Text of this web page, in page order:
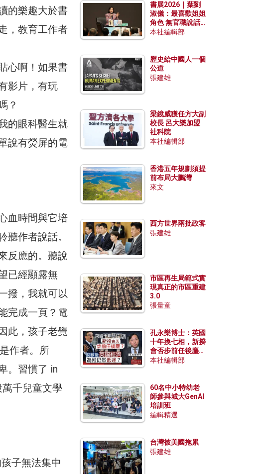
的樂趣大於書
，教育工作者
心啊！如果書
影片，有玩
？
的眼科醫生就
說有熒屏的電
血時間與它培
作者說話。
反應的。聽說
已經顯露無
撥，我就可以
完成一頁？電
此，孩子老覺
作者。所
。習慣了 in
千兒童文學
子無法集中
書展2026｜葉劉
淑儀：最喜歡姐姐
角色 無官職說話
包袱少
本社編輯部
歷史給中國人一個
公道
張建雄
梁鏡威獲任方大副
校長 呂大樂加盟
社科院
本社編輯部
香港五年規劃須提
前布局大鵬灣
來文
西方世界兩批政客
張建雄
市區再生局範式實
現真正的市區重建
3.0
張量童
孔永樂博士：英國
十年換七相，新揆
會否步前任後塵？
脫歐後英國經濟為
本社編輯部
60名中小特幼老
師參與城大GenAI
培訓班
編輯精選
台灣被美國拖累
張建雄